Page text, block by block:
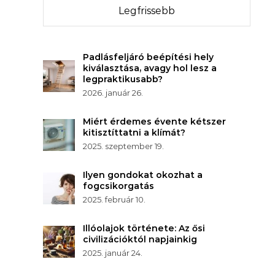
Legfrissebb
Padlásfeljáró beépítési hely
kiválasztása, avagy hol lesz a
legpraktikusabb?
2026. január 26.
Miért érdemes évente kétszer
kitisztíttatni a klímát?
2025. szeptember 19.
Ilyen gondokat okozhat a
fogcsikorgatás
2025. február 10.
Illóolajok története: Az ősi
civilizációktól napjainkig
2025. január 24.